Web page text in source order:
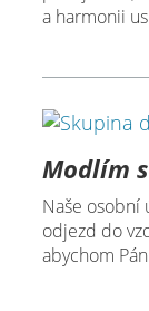
a harmonii
Modlím
Naše osobní
odjezd do
abychom